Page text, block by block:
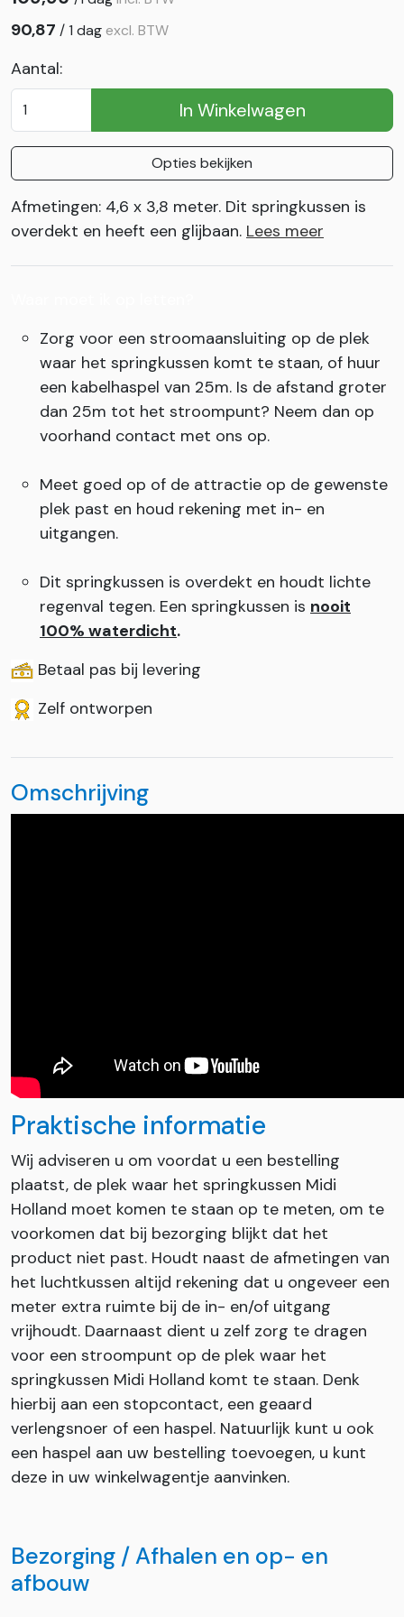
90,87 /1 dag excl. BTW
Aantal:
In Winkelwagen
Opties bekijken
Afmetingen: 4,6 x 3,8 meter. Dit springkussen is
overdekt en heeft een glijbaan. Lees meer
Zorg voor een stroomaansluiting op de plek
waar het springkussen komt te staan, of huur
een kabelhaspel van 25m. Is de afstand groter
dan 25m tot het stroompunt? Neem dan op
voorhand contact met ons op.
Meet goed op of de attractie op de gewenste
plek past en houd rekening met in- en
uitgangen.
Dit springkussen is overdekt en houdt lichte
regenval tegen. Een springkussen is nooit
100% waterdicht.
Betaal pas bij levering
Zelf ontworpen
Omschrijving
Praktische informatie
Wij adviseren u om voordat u een bestelling
plaatst, de plek waar het springkussen Midi
Holland moet komen te staan op te meten, om te
voorkomen dat bij bezorging blijkt dat het
product niet past. Houdt naast de afmetingen van
het luchtkussen altijd rekening dat u ongeveer een
meter extra ruimte bij de in- en/of uitgang
vrijhoudt. Daarnaast dient u zelf zorg te dragen
voor een stroompunt op de plek waar het
springkussen Midi Holland komt te staan. Denk
hierbij aan een stopcontact, een geaard
verlengsnoer of een haspel. Natuurlijk kunt u ook
een haspel aan uw bestelling toevoegen, u kunt
deze in uw winkelwagentje aanvinken.
Bezorging / Afhalen en op- en
afbouw